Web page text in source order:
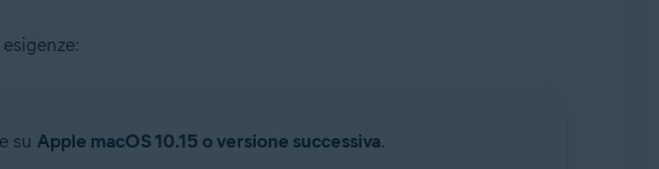
su Apple macOS 10.15 o versione successiva.